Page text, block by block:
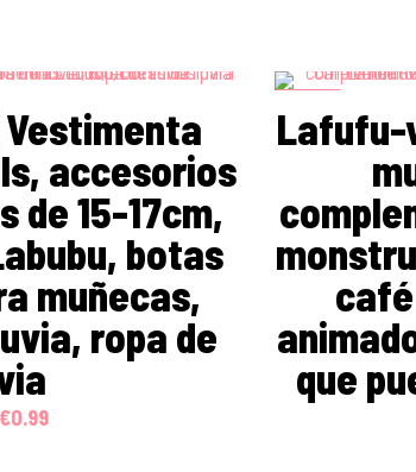
Vestimenta
accesorios
de 15-17cm,
botas
muñecas,
ropa de
Original
€0.99Current
Lafufu-
que